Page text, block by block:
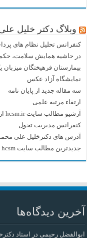
وبلاگ دکتر خلیل
کنفرانس تحلیل نظام های
در حاشیه همایش سلامت،
بیمارستان فرهیختگان
نمایشگاه آزاد عکس
سه مقاله جدید از پایان نامه
ارتقاء مرتبه علمی
آرشیو مطالب سایت hcsm.ir از 2022 تاکنون
کنفرانس مدیریت تحول
آدرس های دکترخلیل علی
جدیدترین مطالب سایت hcsm
آخرین دیدگاه‌ها
ابوالفضل رحیمی در استاد